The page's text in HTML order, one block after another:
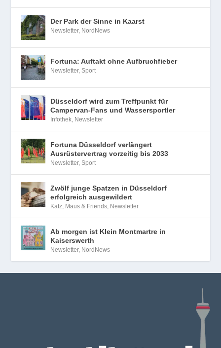
Der Park der Sinne in Kaarst
Newsletter, NordNews
Fortuna: Auftakt ohne Aufbruchfieber
Newsletter,Sport
Düsseldorf wird zum Treffpunkt für
Campervan-Fans und Wassersportler
Infothek Newsletter
Fortuna Düsseldorf verlängert
Ausrüstervertrag vorzeitig bis 2033
Newsletter,Sport
Zwölf junge Spatzen in Düsseldorf
erfolgreich ausgewildert
Katz, Maus & Friends Newsletter
Ab morgen ist Klein Montmartre in
Kaiserswerth
Newsletter, NordNews